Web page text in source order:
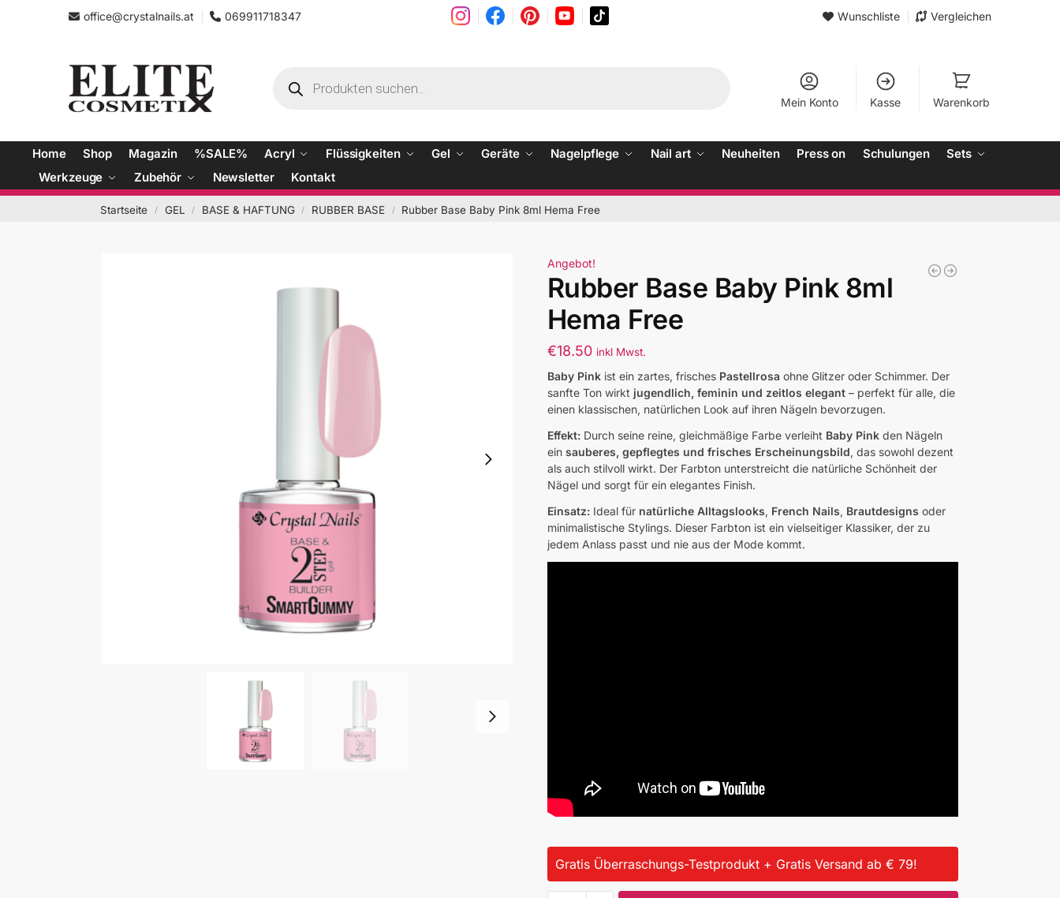
office@crystalnails.at 069911718347 Wunschliste Vergleichen
Mein Konto Kasse Warenkorb
Home Shop Magazin %SALE% Acryl Flüssigkeiten Gel Geräte Nagelpflege Nail art Neuheiten Press on Schulungen
Sets
Werkzeuge
Zubehör Newsletter Kontakt
Startseite / GEL / BASE & HAFTUNG / RUBBER BASE / Rubber Base Baby Pink 8ml Hema Free
Angebot!
Rubber Base Baby Pink 8ml
Hema Free
€18.50 inkl Mwst.
Baby Pinkist ein zartes, frisches Pastellrosa ohne Glitzer oder Schimmer. Der
sanfte Ton wirkt jugendlich, feminin und zeitlos elegant– perfekt für alle, die
einen klassischen, natürlichen Look auf ihren Nägeln bevorzugen.
Effekt:Durch seine reine, gleichmäßige Farbe verleiht Baby Pinkden Nägeln
ein sauberes, gepflegtes und frisches Erscheinungsbild, das sowohl dezent
als auch stilvoll wirkt. Der Farbton unterstreicht die natürliche Schönheit der
Nägel und sorgt für ein elegantes Finish.
Einsatz:Ideal für natürliche Alltagslooks, French Nails, Brautdesigns oder
minimalistische Stylings. Dieser Farbton ist ein vielseitiger Klassiker, der zu
jedem Anlass passt und nie aus der Mode kommt.
Gratis Überraschungs-Testprodukt + Gratis Versand ab € 79!